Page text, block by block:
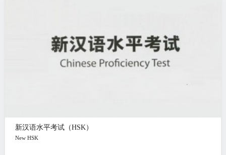
新汉语水平考试（HSK）
New HSK